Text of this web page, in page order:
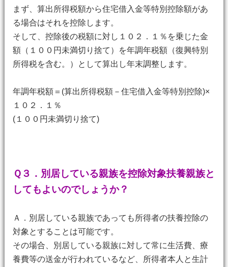
まず、算出所得税額から住宅借入金等特別控除額があ
る場合はそれを控除します。
そして、控除後の税額に対し１０２．１％を乗じた金
額（１００円未満切り捨て）を年調年税額（復興特別
所得税を含む。）として算出し年末調整します。
年調年税額＝(算出所得税額－住宅借入金等特別控除)×
１０２．１％
(１００円未満切り捨て)
Ｑ３．別居している親族を控除対象扶養親族と
してもよいのでしょうか？
Ａ．別居している親族であっても所得者の扶養控除の
対象とすることは可能です。
その場合、別居している親族に対して常に生活費、療
養費等の送金が行われているなど、所得者本人と生計